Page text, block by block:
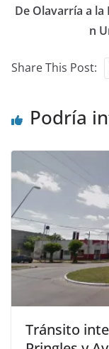
De Olavarría a
n
Share This Post:
Podría
Tránsito